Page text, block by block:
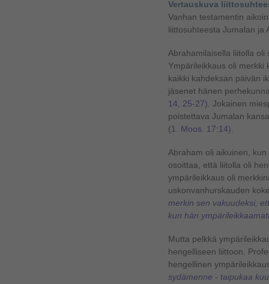
Vertauskuva
Vanhan testamentin
liittosuhteesta Jumalan ja
Abrahamilaisella liitolla
Ympärileikkaus oli merkki
kaikki kahdeksan päivän
jäsenet hänen
14, 25-27) . Jokainen
poistettava Jumalan
(1. Moos. 17:14)
Abraham oli aikuinen,
osoittaa, että liitolla oli
ympärileikkaus oli
uskonvanhurskauden
merkin sen vakuudeksi,
kun hän
Mutta pelkkä
hengelliseen liittoon.
hengellinen
sydämenne - taipukaa